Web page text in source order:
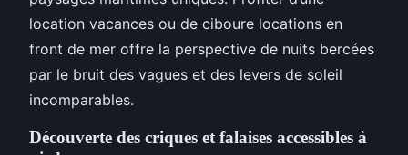
location vacances ou de ciboure locations en
front de mer offre la perspective de nuits bercées
par le bruit des vagues et des levers de soleil
incomparables.
Découverte des criques et falaises accessibles à